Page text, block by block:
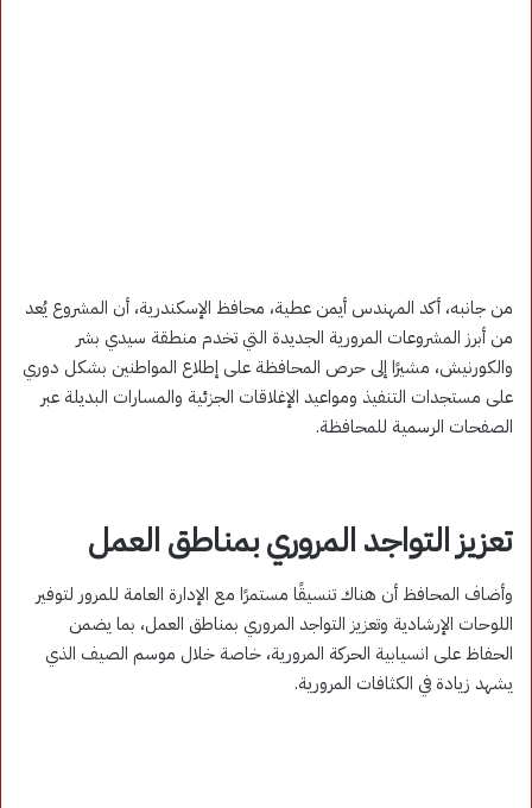
من جانبه، أكد المهندس أيمن عطية، محافظ الإسكندرية، أن المشروع يُعد
من أبرز المشروعات المرورية الجديدة التي تخدم منطقة سيدي بشر
والكورنيش، مشيرًا إلى حرص المحافظة على إطلاع المواطنين بشكل دوري
على مستجدات التنفيذ ومواعيد الإغلاقات الجزئية والمسارات البديلة عبر
الصفحات الرسمية للمحافظة.
تعزيز التواجد المروري بمناطق العمل
وأضاف المحافظ أن هناك تنسيقًا مستمرًا مع الإدارة العامة للمرور لتوفير
اللوحات الإرشادية وتعزيز التواجد المروري بمناطق العمل، بما يضمن
الحفاظ على انسيابية الحركة المرورية، خاصة خلال موسم الصيف الذي
يشهد زيادة في الكثافات المرورية.